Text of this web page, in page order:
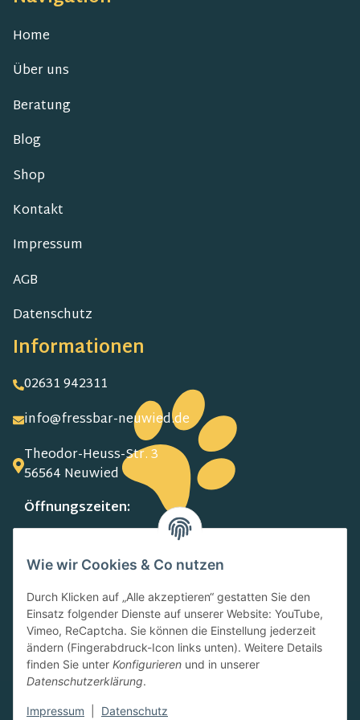
Home
Über uns
Beratung
Blog
Shop
Kontakt
Impressum
AGB
Datenschutz
Informationen
02631 942311
info@fressbar-neuwied.de
Theodor-Heuss-Str. 3
56564 Neuwied
Öffnungszeiten:
09.00-13.00 Uhr
15.00-18.00 Uhr
SA:
10.00-13.00 Uhr
Newsletter
Wie wir Cookies & Co nutzen
Durch Klicken auf „Alle akzeptieren“ gestatten Sie den
Einsatz folgender Dienste auf unserer Website: YouTube,
Vimeo, ReCaptcha. Sie können die Einstellung jederzeit
ändern (Fingerabdruck-Icon links unten). Weitere Details
finden Sie unter Konfigurieren und in unserer
Datenschutzerklärung.
Impressum Datenschutz